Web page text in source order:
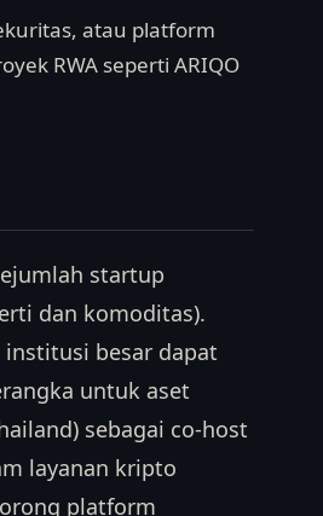
atau platform
RWA seperti ARIQO
startup
dan komoditas).
institusi besar dapat
untuk aset
sebagai co-host
layanan kripto
platform